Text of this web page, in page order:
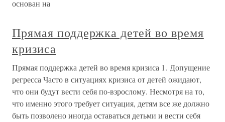
основан на
Прямая поддержка детей во время
кризиса
Прямая поддержка детей во время кризиса 1. Допущение
регресса Часто в ситуациях кризиса от детей ожидают,
что они будут вести себя по-взрослому. Несмотря на то,
что именно этого требует ситуация, детям все же должно
быть позволено иногда оставаться детьми и вести себя